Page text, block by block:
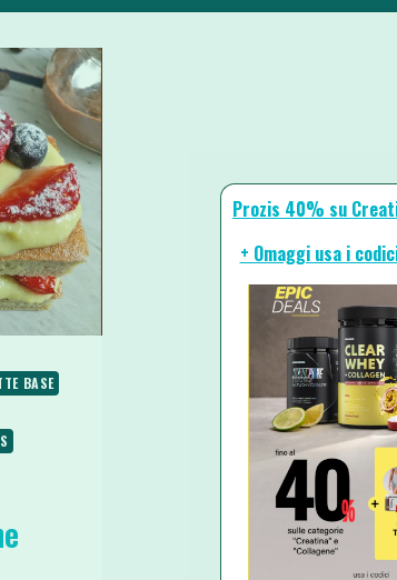
BASE
Prozis 40% su
+ Omaggi usa i